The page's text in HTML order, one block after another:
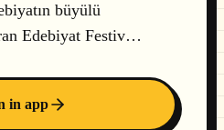
büyülü
Edebiyat Festiv…
in app